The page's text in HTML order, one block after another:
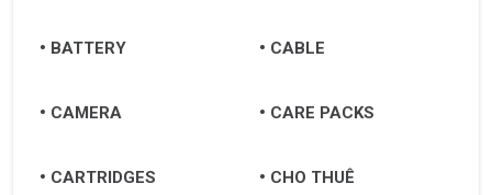
BATTERY CABLE
CAMERA CARE PACKS
CARTRIDGES CHO THUÊ